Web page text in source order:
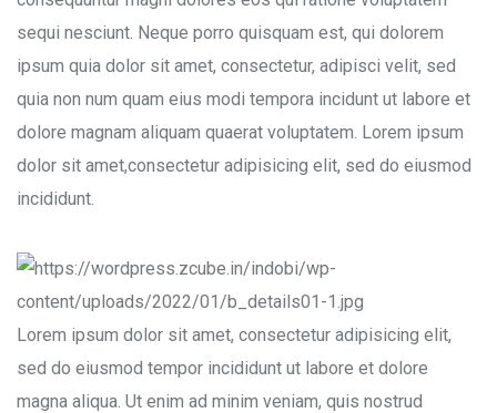
sequi nesciunt. Neque porro quisquam est, qui dolorem
ipsum quia dolor sit amet, consectetur, adipisci velit, sed
quia non num quam eius modi tempora incidunt ut labore et
dolore magnam aliquam quaerat voluptatem. Lorem ipsum
dolor sit amet,consectetur adipisicing elit, sed do eiusmod
incididunt.
Lorem ipsum dolor sit amet, consectetur adipisicing elit,
sed do eiusmod tempor incididunt ut labore et dolore
magna aliqua. Ut enim ad minim veniam, quis nostrud